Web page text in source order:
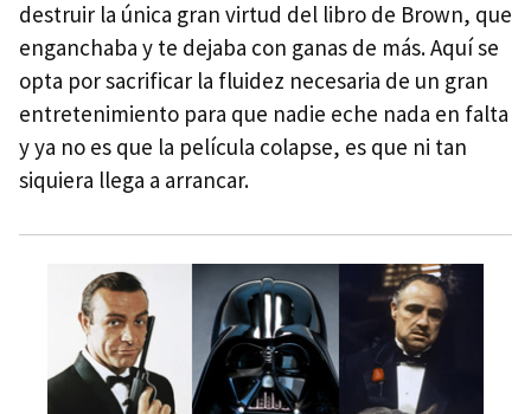
destruir la única gran virtud del libro de Brown, que
enganchaba y te dejaba con ganas de más. Aquí se
opta por sacrificar la fluidez necesaria de un gran
entretenimiento para que nadie eche nada en falta
y ya no es que la película colapse, es que ni tan
siquiera llega a arrancar.